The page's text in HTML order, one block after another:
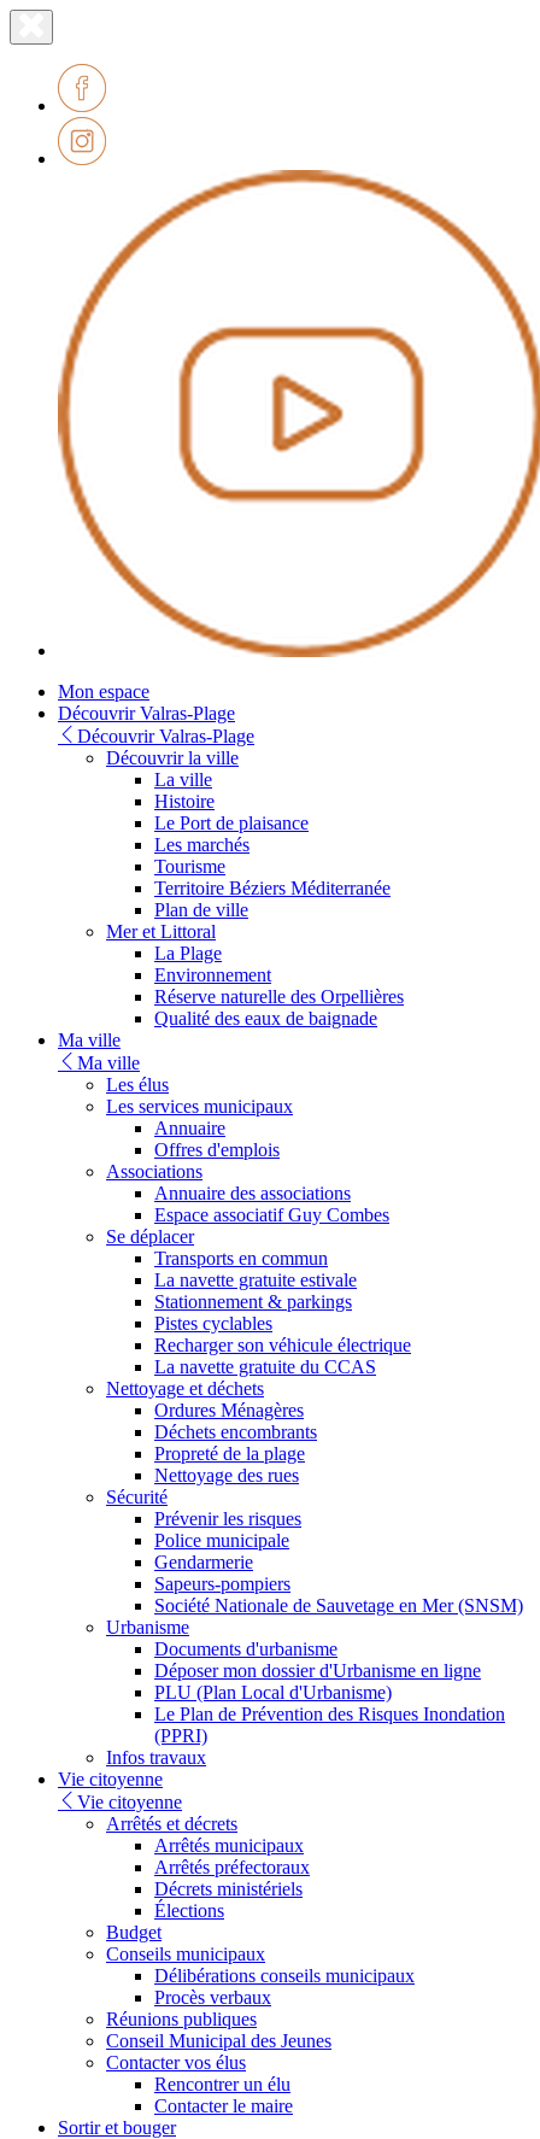
le
Lien
page
accueil
Mon espace
Découvrir Valras-Plage
Découvrir Valras-Plage
Découvrir la ville
La ville
Histoire
Le Port de plaisance
Les marchés
Tourisme
Territoire Béziers Méditerranée
Plan de ville
Mer et Littoral
La Plage
Environnement
Réserve naturelle des Orpellières
Qualité des eaux de baignade
Ma ville
Ma ville
Les élus
Les services municipaux
Annuaire
Offres d'emplois
Associations
Annuaire des associations
Espace associatif Guy Combes
Se déplacer
Transports en commun
La navette gratuite estivale
Stationnement & parkings
Pistes cyclables
Recharger son véhicule électrique
La navette gratuite du CCAS
Nettoyage et déchets
Ordures Ménagères
Déchets encombrants
Propreté de la plage
Nettoyage des rues
Sécurité
Prévenir les risques
Police municipale
Gendarmerie
Sapeurs-pompiers
Société Nationale de Sauvetage en Mer (SNSM)
Urbanisme
Documents d'urbanisme
Déposer mon dossier d'Urbanisme en ligne
PLU (Plan Local d'Urbanisme)
Le Plan de Prévention des Risques Inondation
(PPRI)
Infos travaux
Vie citoyenne
Vie citoyenne
Arrêtés et décrets
Arrêtés municipaux
Arrêtés préfectoraux
Décrets ministériels
Élections
Budget
Conseils municipaux
Délibérations conseils municipaux
Procès verbaux
Réunions publiques
Conseil Municipal des Jeunes
Contacter vos élus
Rencontrer un élu
Contacter le maire
Sortir et bouger